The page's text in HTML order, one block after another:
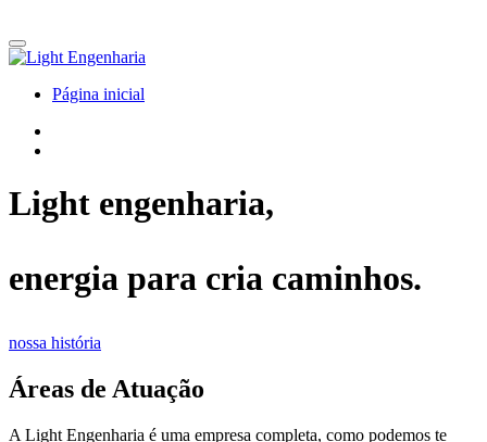
Alternar
navegação
Pular
conteúdo
Página inicial
Light engenharia,
energia para cria caminhos.
nossa história
Áreas de Atuação
A Light Engenharia é uma empresa completa, como podemos te